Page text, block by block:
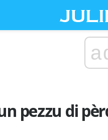
pezzu di